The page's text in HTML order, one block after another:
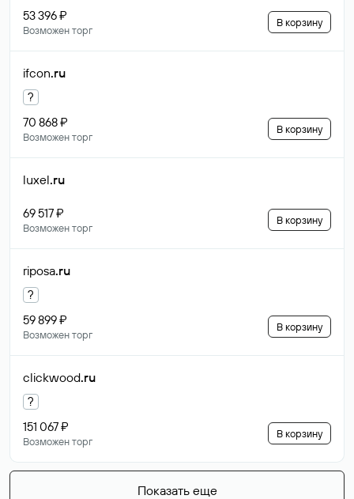
53 396 ₽
Возможен торг
В корзину
ifcon.ru
?
70 868 ₽
Возможен торг
В корзину
luxel.ru
69 517 ₽
Возможен торг
В корзину
riposa.ru
?
59 899 ₽
Возможен торг
В корзину
clickwood.ru
?
151 067 ₽
Возможен торг
В корзину
Показать еще